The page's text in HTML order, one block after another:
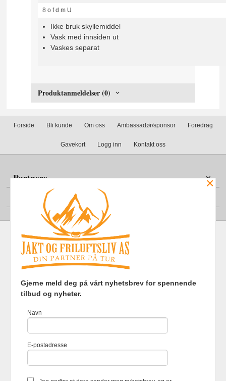
8ofdm U
Ikke bruk skyllemiddel
Vask med innsiden ut
Vaskes separat
Produktanmeldelser (0)
Forside Bli kunde Om oss Ambassadør/sponsor Foredrag
Gavekort Logg inn Kontakt oss
Partnere
Din konto
Frakt Kjøpsbetingelser Sikkerhet og personvern
Nyhetsbrev
Foretaksregisteret 920903363
du får en bedre kjøpsopplevelse og
bruker cookies hovedsaklig til å
×
Gjerne meld deg på vårt nyhetsbrev for spennende
tilbud og nyheter.
Navn
E-postadresse